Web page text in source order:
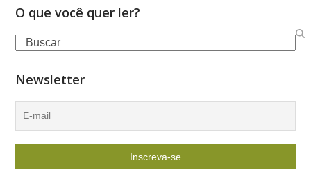
O que você quer ler?
Search
Newsletter